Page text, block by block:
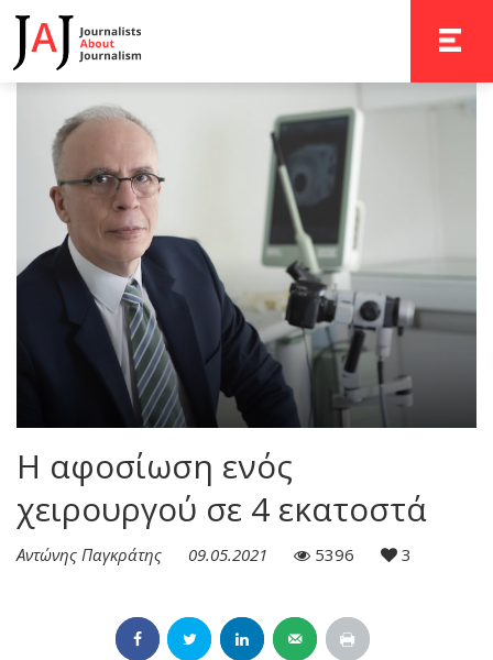
Η αφοσίωση ενός
χειρουργού σε 4 εκατοστά
Αντώνης Παγκράτης 09.05.2021 5396 3